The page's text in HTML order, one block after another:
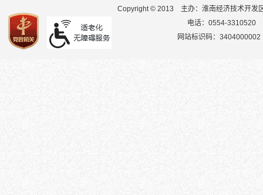
Copyright © 2013
主办：淮南经济技术开发
电话：0554-3310520
网站标识码：3404000002